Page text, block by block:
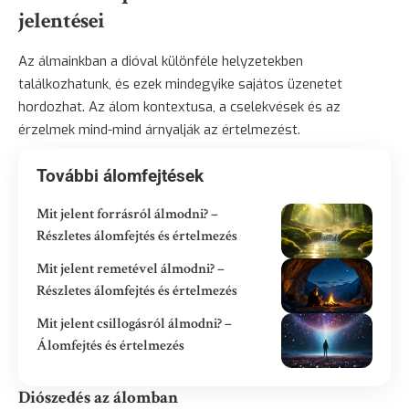
jelentései
Az álmainkban a dióval különféle helyzetekben
találkozhatunk, és ezek mindegyike sajátos üzenetet
hordozhat. Az álom kontextusa, a cselekvések és az
érzelmek mind-mind árnyalják az értelmezést.
További álomfejtések
Mit jelent forrásról álmodni? –
Részletes álomfejtés és értelmezés
Mit jelent remetével álmodni? –
Részletes álomfejtés és értelmezés
Mit jelent csillogásról álmodni? –
Álomfejtés és értelmezés
Diószedés az álomban